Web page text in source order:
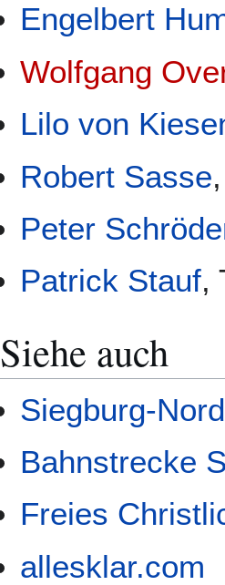
Engelbert
Wolfgang
Lilo von
Robert Sasse
Peter
Patrick Stauf,
Siehe auch
Siegburg-Nord
Bahnstrecke
Freies
allesklar.com